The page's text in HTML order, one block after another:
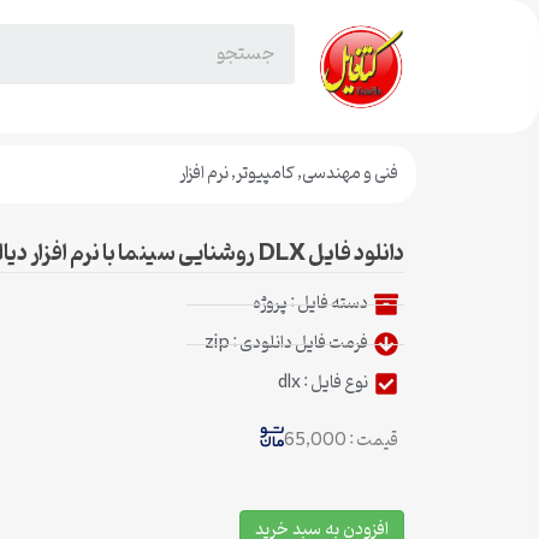
فنی و مهندسی,کامپیوتر,نرم افزار
دانلود فایل DLX روشنایی سینما با نرم افزار دیالوکس Dialux
دسته فایل :پروژه
فرمت فایل دانلودی : zip
نوع فایل : dlx
قیمت : 65,000
افزودن به سبد خرید